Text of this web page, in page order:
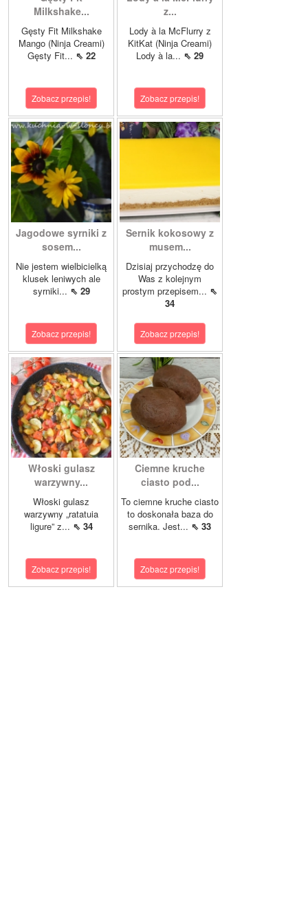
Milkshake...
Gęsty Fit Milkshake
Mango (Ninja Creami)
Gęsty Fit... ⇖ 22
Zobacz przepis!
z...
Lody à la McFlurry z
KitKat (Ninja Creami)
Lody à la... ⇖ 29
Zobacz przepis!
Jagodowe syrniki z
sosem...
Nie jestem wielbicielką
klusek leniwych ale
syrniki... ⇖ 29
Zobacz przepis!
Sernik kokosowy z
musem...
Dzisiaj przychodzę do
Was z kolejnym
prostym przepisem... ⇖
34
Zobacz przepis!
Włoski gulasz
warzywny...
Włoski gulasz
warzywny „ratatuia
ligure” z... ⇖ 34
Zobacz przepis!
Ciemne kruche
ciasto pod...
To ciemne kruche ciasto
to doskonała baza do
sernika. Jest... ⇖ 33
Zobacz przepis!